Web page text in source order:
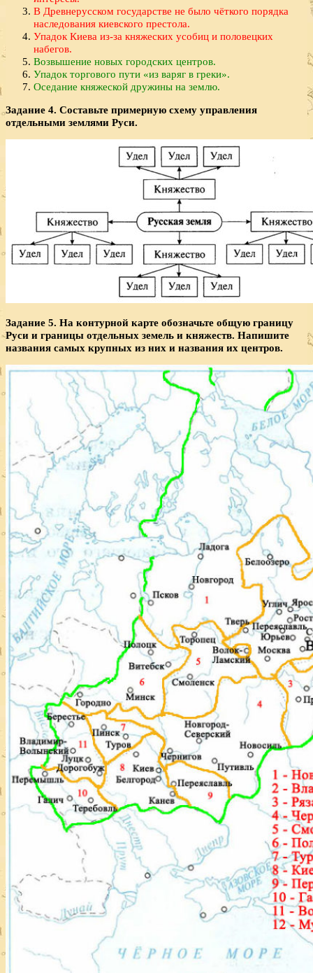
В Древнерусском государстве не было чёткого порядка
наследования киевского престола.
Упадок Киева из-за княжеских усобиц и половецких
набегов.
Возвышение новых городских центров.
Упадок торгового пути «из варяг в греки».
Оседание княжеской дружины на землю.
Задание 4. Составьте примерную схему управления
отдельными землями Руси.
Задание 5. На контурной карте обозначьте общую границу
Руси и границы отдельных земель и княжеств. Напишите
названия самых крупных из них и названия их центров.